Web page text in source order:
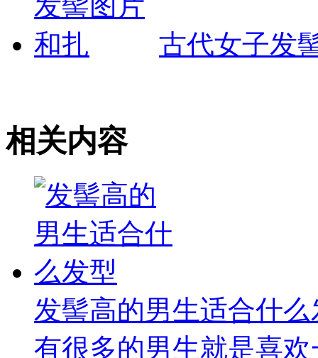
古代女子发
相关内容
发髻高的男生适合什么
有很多的男生就是喜